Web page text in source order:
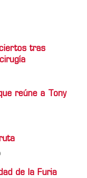
tras
reúne a Tony
de la Furia